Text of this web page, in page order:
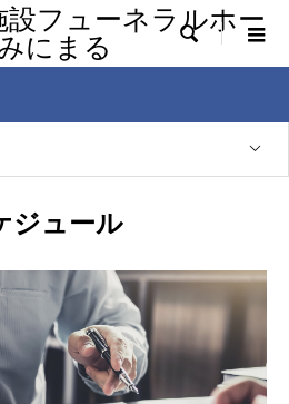
設フューネラルホー
にまる

ジュール